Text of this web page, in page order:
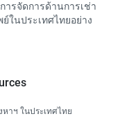
ารจัดการด้านการเช่า
ในประเทศไทยอย่าง
หาฯ ในประเทศไทย